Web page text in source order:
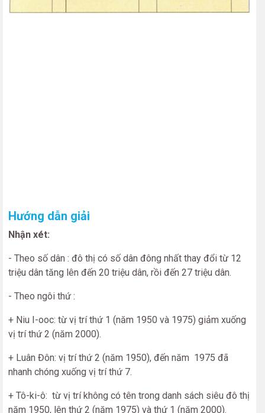
Hướng dẫn giải
Nhận xét:
- Theo số dân : đô thị có số dân đông nhất thay đổi từ 12
triệu dân tăng lên đến 20 triệu dân, rồi đến 27 triệu dân.
- Theo ngôi thứ :
+ Niu I-ooc: từ vị trí thứ 1 (năm 1950 và 1975) giảm xuống
vị trí thứ 2 (năm 2000).
+ Luân Đôn: vị trí thứ 2 (năm 1950), đến năm 1975 đã
nhanh chóng xuống vị trí thứ 7.
+ Tô-ki-ô: từ vị trí không có tên trong danh sách siêu đô thị
năm 1950, lên thứ 2 (năm 1975) và thứ 1 (năm 2000).